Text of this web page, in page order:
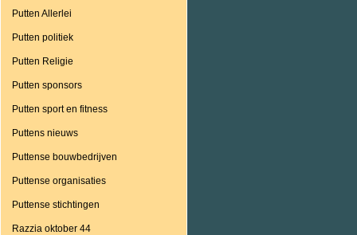
Putten Allerlei
Putten politiek
Putten Religie
Putten sponsors
Putten sport en fitness
Puttens nieuws
Puttense bouwbedrijven
Puttense organisaties
Puttense stichtingen
Razzia oktober 44